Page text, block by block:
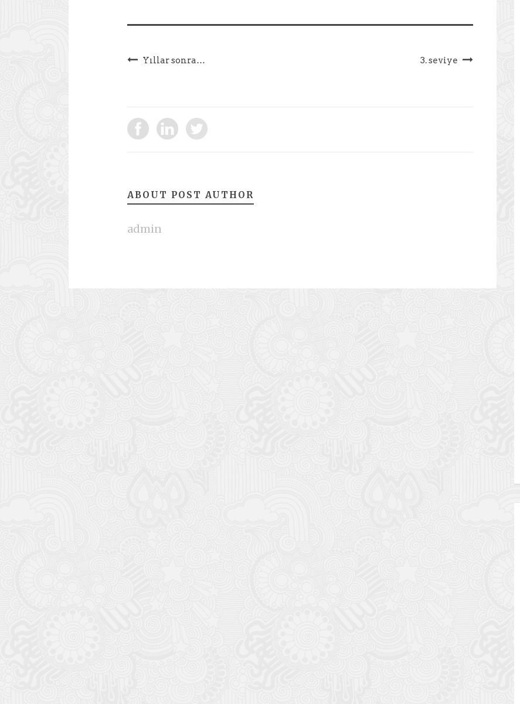
Yıllar sonra… 3. seviye
ABOUT POST AUTHOR
admin